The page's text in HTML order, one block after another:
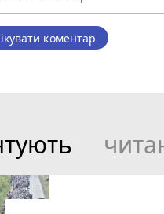
коментар